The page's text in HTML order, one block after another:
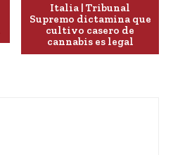
Italia | Tribunal
Supremo dictamina que
cultivo casero de
cannabis es legal